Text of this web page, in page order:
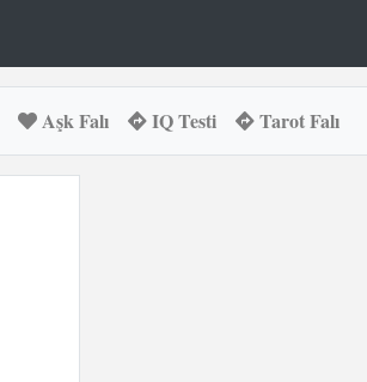
Aşk Falı IQ Testi Tarot Falı